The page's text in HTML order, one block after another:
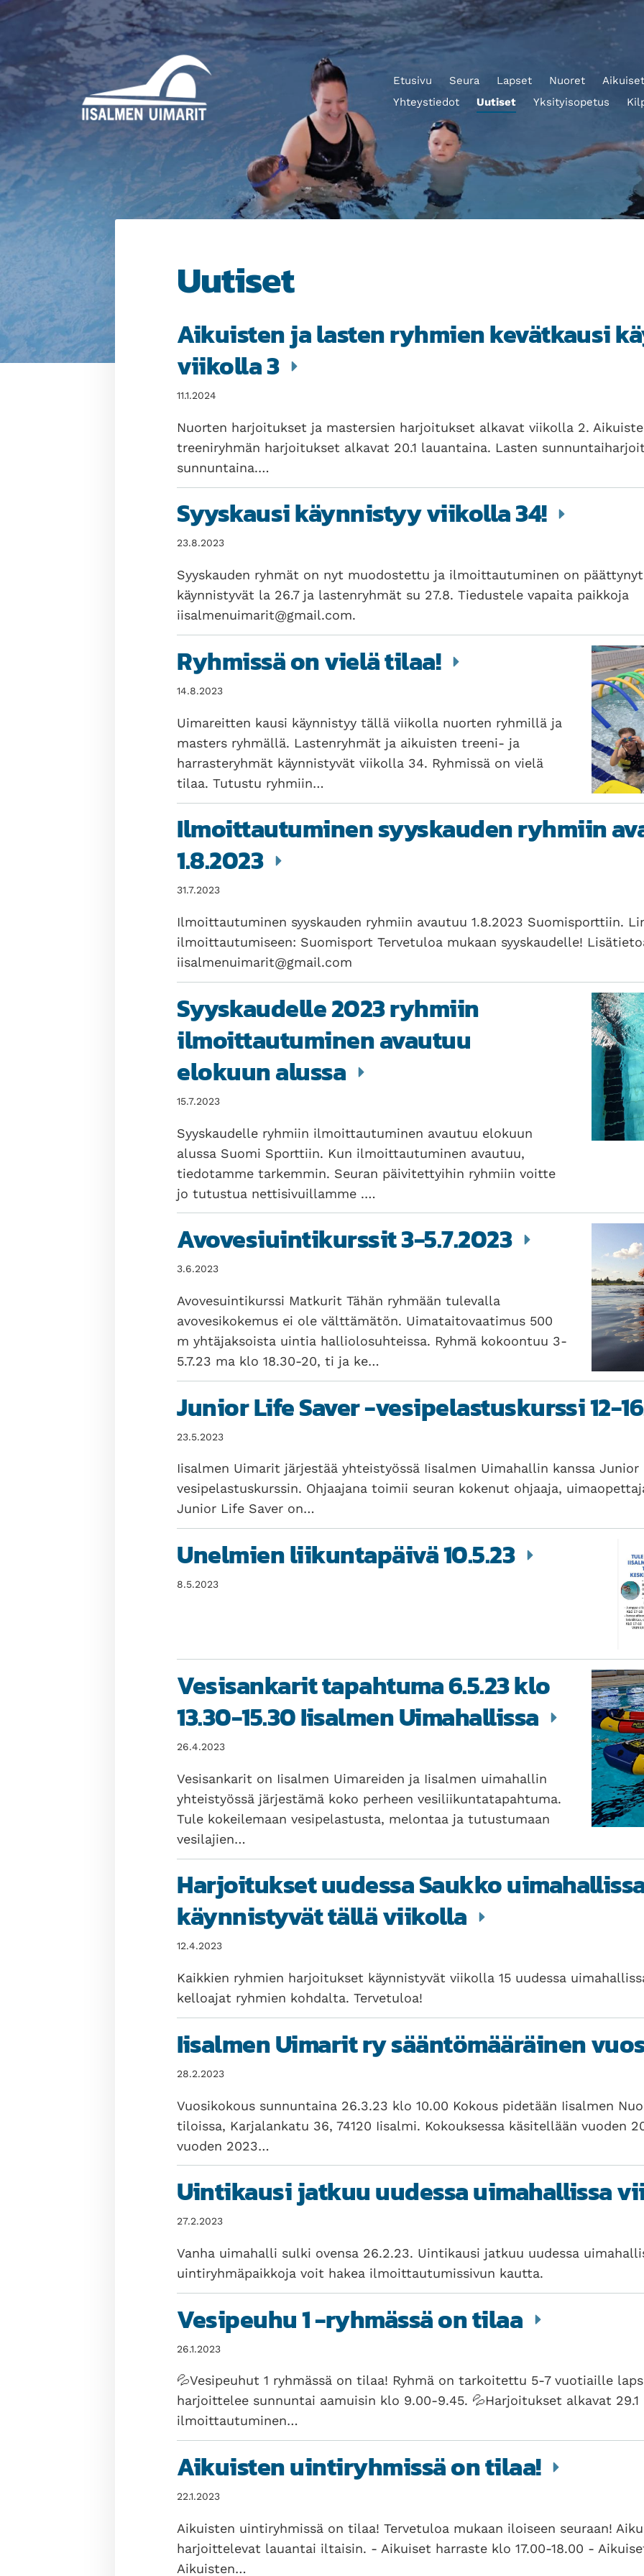
Siirry
sivun
sisältöön
Iisalmen Uimarit ry
Etusivu Seura Lapset Nuoret
Aikuiset
Yhteystiedot
Uutiset Yksityisopetus
Uutiset
Aikuisten ja lasten ryhmien kevätkausi
viikolla 3
11.1.2024
Nuorten harjoitukset ja mastersien harjoitukset alkavat viikolla 2.
treeniryhmän harjoitukset alkavat 20.1 lauantaina. Lasten
sunnuntaina.…
Syyskausi käynnistyy viikolla 34!
23.8.2023
Syyskauden ryhmät on nyt muodostettu ja ilmoittautuminen on
käynnistyvät la 26.7 ja lastenryhmät su 27.8. Tiedustele vapaita paikkoja
iisalmenuimarit@gmail.com.
Ryhmissä on vielä tilaa!
14.8.2023
Uimareitten kausi käynnistyy tällä viikolla nuorten ryhmillä ja
masters ryhmällä. Lastenryhmät ja aikuisten treeni- ja
harrasteryhmät käynnistyvät viikolla 34. Ryhmissä on vielä
tilaa. Tutustu ryhmiin…
Ilmoittautuminen syyskauden ryhmiin
1.8.2023
31.7.2023
Ilmoittautuminen syyskauden ryhmiin avautuu 1.8.2023 Suomisporttiin.
ilmoittautumiseen: Suomisport Tervetuloa mukaan syyskaudelle!
iisalmenuimarit@gmail.com
Syyskaudelle 2023 ryhmiin
ilmoittautuminen avautuu
elokuun alussa
15.7.2023
Syyskaudelle ryhmiin ilmoittautuminen avautuu elokuun
alussa Suomi Sporttiin. Kun ilmoittautuminen avautuu,
tiedotamme tarkemmin. Seuran päivitettyihin ryhmiin voitte
jo tutustua nettisivuillamme .…
Avovesiuintikurssit 3-5.7.2023
3.6.2023
Avovesuintikurssi Matkurit Tähän ryhmään tulevalla
avovesikokemus ei ole välttämätön. Uimataitovaatimus 500
m yhtäjaksoista uintia halliolosuhteissa. Ryhmä kokoontuu 3-
5.7.23 ma klo 18.30-20, ti ja ke…
Junior Life Saver -vesipelastuskurssi 12-
23.5.2023
Iisalmen Uimarit järjestää yhteistyössä Iisalmen Uimahallin kanssa Junior
vesipelastuskurssin. Ohjaajana toimii seuran kokenut ohjaaja,
Junior Life Saver on…
Unelmien liikuntapäivä 10.5.23
8.5.2023
Vesisankarit tapahtuma 6.5.23 klo
13.30-15.30 Iisalmen Uimahallissa
26.4.2023
Vesisankarit on Iisalmen Uimareiden ja Iisalmen uimahallin
yhteistyössä järjestämä koko perheen vesiliikuntatapahtuma.
Tule kokeilemaan vesipelastusta, melontaa ja tutustumaan
vesilajien…
Harjoitukset uudessa Saukko
käynnistyvät tällä viikolla
12.4.2023
Kaikkien ryhmien harjoitukset käynnistyvät viikolla 15 uudessa
kelloajat ryhmien kohdalta. Tervetuloa!
Iisalmen Uimarit ry sääntömääräinen
28.2.2023
Vuosikokous sunnuntaina 26.3.23 klo 10.00 Kokous pidetään Iisalmen
tiloissa, Karjalankatu 36, 74120 Iisalmi. Kokouksessa käsitellään vuoden
vuoden 2023…
Uintikausi jatkuu uudessa uimahallissa
27.2.2023
Vanha uimahalli sulki ovensa 26.2.23. Uintikausi jatkuu uudessa
uintiryhmäpaikkoja voit hakea ilmoittautumissivun kautta.
Vesipeuhu 1 -ryhmässä on tilaa
26.1.2023
💦Vesipeuhut 1 ryhmässä on tilaa! Ryhmä on tarkoitettu 5-7 vuotiaille
harjoittelee sunnuntai aamuisin klo 9.00-9.45. 💦Harjoitukset alkavat 29.1
ilmoittautuminen…
Aikuisten uintiryhmissä on tilaa!
22.1.2023
Aikuisten uintiryhmissä on tilaa! Tervetuloa mukaan iloiseen seuraan!
harjoittelevat lauantai iltaisin. - Aikuiset harraste klo 17.00-18.00 -
Aikuisten…